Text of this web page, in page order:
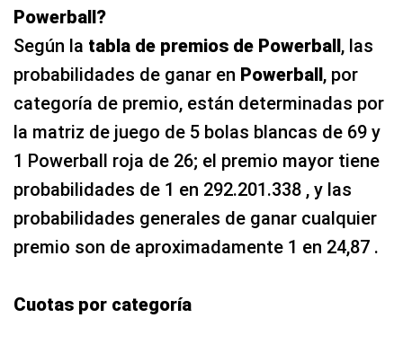
Powerball?
Según la tabla de premios de Powerball, las
probabilidades de ganar en Powerball, por
categoría de premio, están determinadas por
la matriz de juego de 5 bolas blancas de 69 y
1 Powerball roja de 26; el premio mayor tiene
probabilidades de 1 en 292.201.338 , y las
probabilidades generales de ganar cualquier
premio son de aproximadamente 1 en 24,87 .
Cuotas por categoría